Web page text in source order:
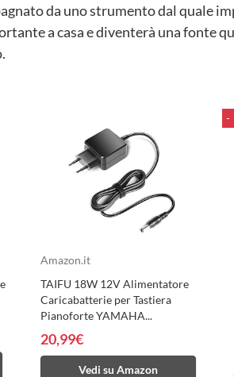
da uno strumento dal quale
a casa e diventerà una fonte
Amazon.it
TAIFU 18W 12V Alimentatore
Caricabatterie per Tastiera
Pianoforte YAMAHA...
20,99€
Vedi su Amazon
-